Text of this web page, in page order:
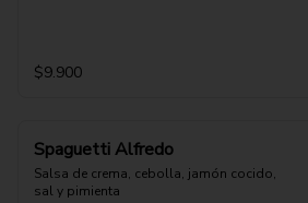
$9.900
Spaguetti Alfredo
Salsa de crema, cebolla, jamón cocido,
sal y pimienta